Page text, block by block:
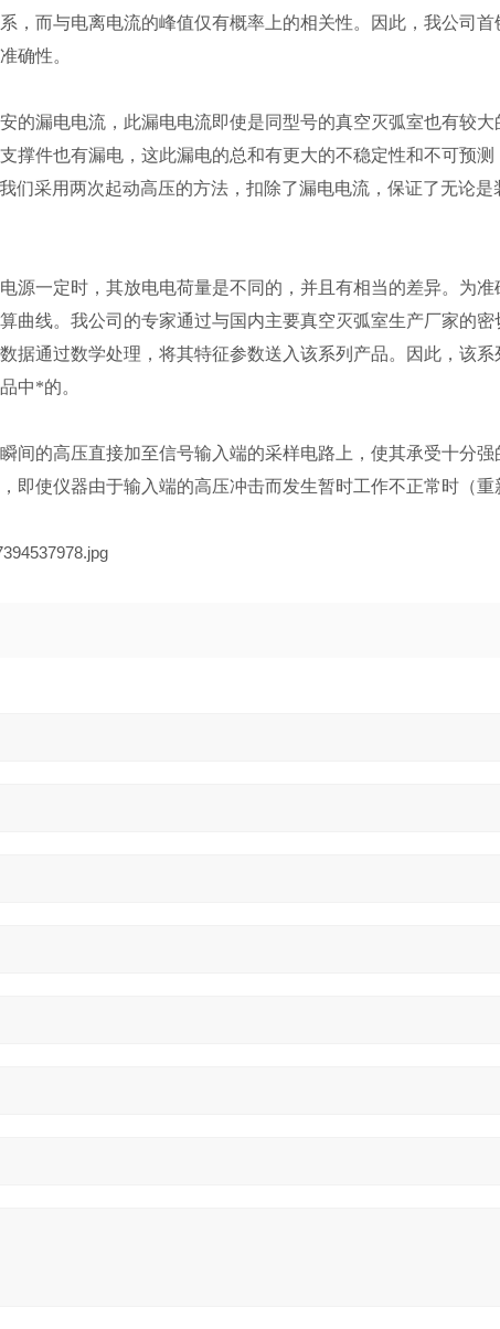
，而与电离电流的峰值仅有概率上的相关性。因此，我公司首
确性。
的漏电电流，此漏电电流即使是同型号的真空灭弧室也有较大
撑件也有漏电，这此漏电的总和有更大的不稳定性和不可预测
们采用两次起动高压的方法，扣除了漏电电流，保证了无论是
源一定时，其放电电荷量是不同的，并且有相当的差异。为准
曲线。我公司的专家通过与国内主要真空灭弧室生产厂家的密
据通过数学处理，将其特征参数送入该系列产品。因此，该系
中*的。
间的高压直接加至信号输入端的采样电路上，使其承受十分强
即使仪器由于输入端的高压冲击而发生暂时工作不正常时（重